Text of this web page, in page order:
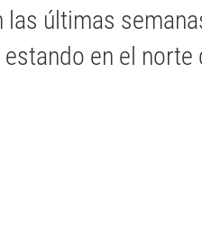
últimas
en el norte